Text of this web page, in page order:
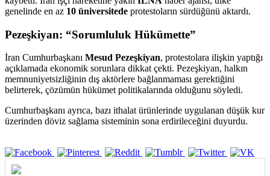
genelinde en az 10 üniversitede protestoların sürdüğünü aktardı.
Pezeşkiyan: “Sorumluluk Hükümette”
İran Cumhurbaşkanı Mesud Pezeşkiyan, protestolara ilişkin yaptığı
açıklamada ekonomik sorunlara dikkat çekti. Pezeşkiyan, halkın
memnuniyetsizliğinin dış aktörlere bağlanmaması gerektiğini
belirterek, çözümün hükümet politikalarında olduğunu söyledi.
Cumhurbaşkanı ayrıca, bazı ithalat ürünlerinde uygulanan düşük kur
üzerinden döviz sağlama sisteminin sona erdirileceğini duyurdu.